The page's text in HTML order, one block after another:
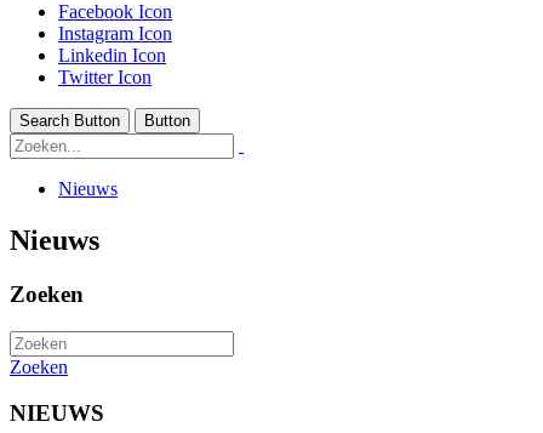
Facebook Icon
Instagram Icon
Linkedin Icon
Twitter Icon
Search Button Button
Nieuws
Nieuws
Zoeken
Zoeken
NIEUWS